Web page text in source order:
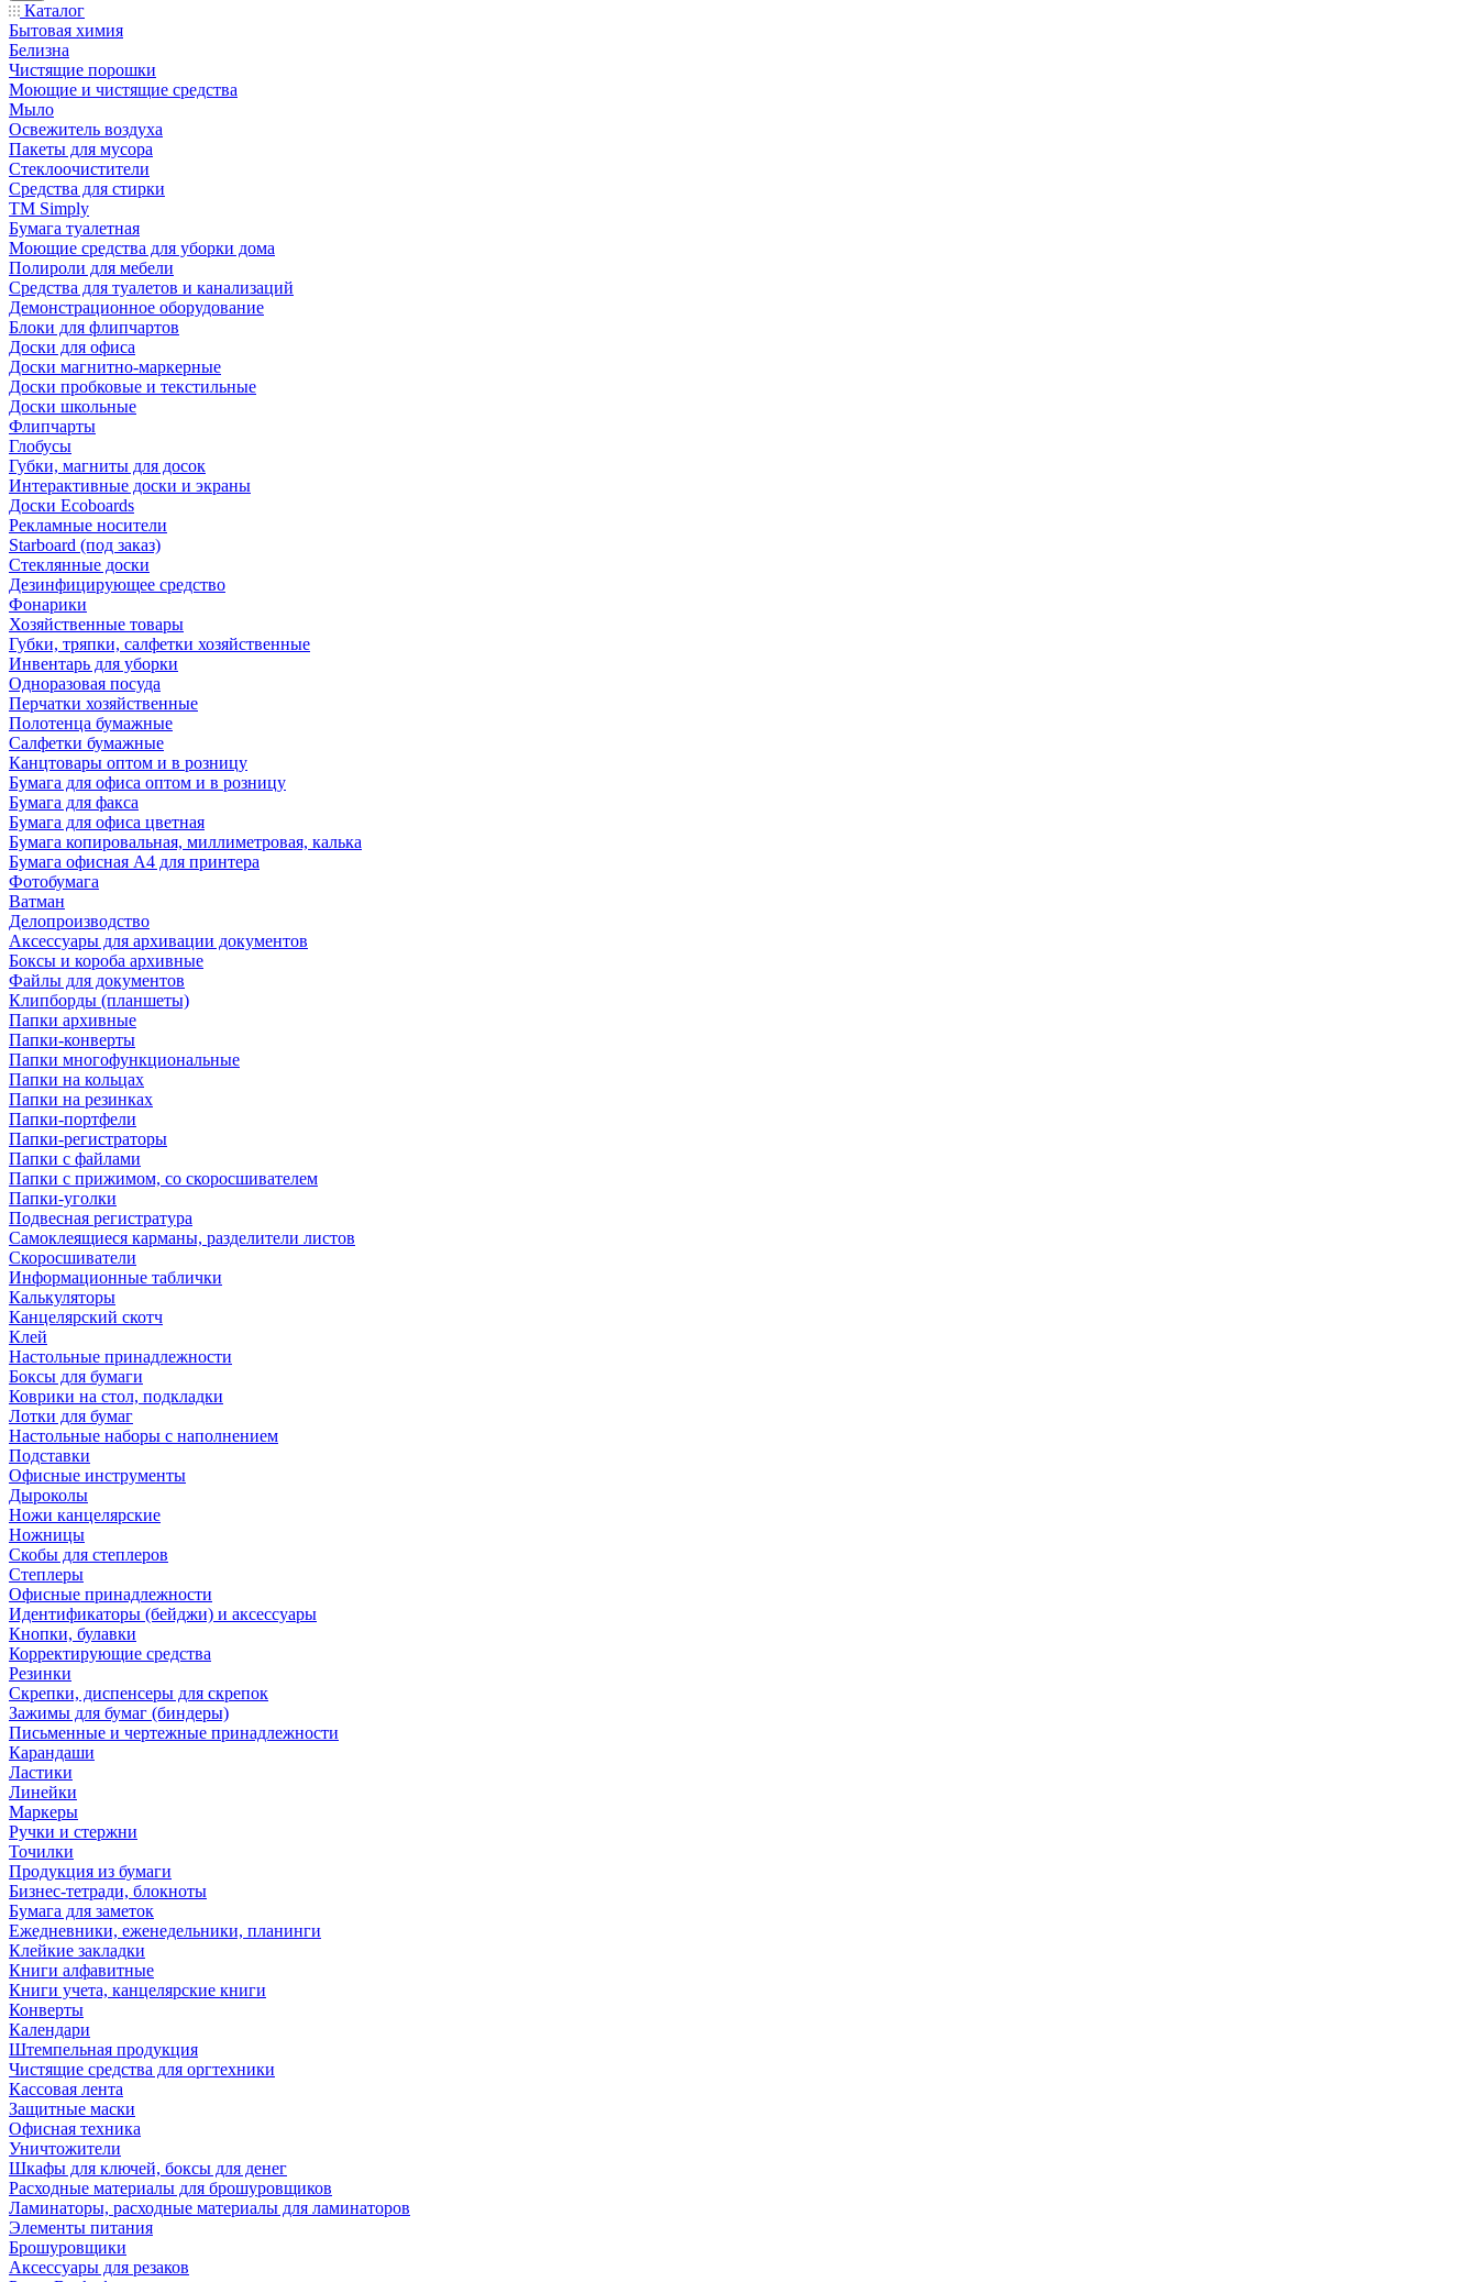
Каталог
Бытовая химия
Белизна
Чистящие порошки
Моющие и чистящие средства
Мыло
Освежитель воздуха
Пакеты для мусора
Стеклоочистители
Средства для стирки
TM Simply
Бумага туалетная
Моющие средства для уборки дома
Полироли для мебели
Средства для туалетов и канализаций
Демонстрационное оборудование
Блоки для флипчартов
Доски для офиса
Доски магнитно-маркерные
Доски пробковые и текстильные
Доски школьные
Флипчарты
Глобусы
Губки, магниты для досок
Интерактивные доски и экраны
Доски Ecoboards
Рекламные носители
Starboard (под заказ)
Стеклянные доски
Дезинфицирующее средство
Фонарики
Хозяйственные товары
Губки, тряпки, салфетки хозяйственные
Инвентарь для уборки
Одноразовая посуда
Перчатки хозяйственные
Полотенца бумажные
Салфетки бумажные
Канцтовары оптом и в розницу
Бумага для офиса оптом и в розницу
Бумага для факса
Бумага для офиса цветная
Бумага копировальная, миллиметровая, калька
Бумага офисная А4 для принтера
Фотобумага
Ватман
Делопроизводство
Аксессуары для архивации документов
Боксы и короба архивные
Файлы для документов
Клипборды (планшеты)
Папки архивные
Папки-конверты
Папки многофункциональные
Папки на кольцах
Папки на резинках
Папки-портфели
Папки-регистраторы
Папки с файлами
Папки с прижимом, со скоросшивателем
Папки-уголки
Подвесная регистратура
Самоклеящиеся карманы, разделители листов
Скоросшиватели
Информационные таблички
Калькуляторы
Канцелярский скотч
Клей
Настольные принадлежности
Боксы для бумаги
Коврики на стол, подкладки
Лотки для бумаг
Настольные наборы с наполнением
Подставки
Офисные инструменты
Дыроколы
Ножи канцелярские
Ножницы
Скобы для степлеров
Степлеры
Офисные принадлежности
Идентификаторы (бейджи) и аксессуары
Кнопки, булавки
Корректирующие средства
Резинки
Скрепки, диспенсеры для скрепок
Зажимы для бумаг (биндеры)
Письменные и чертежные принадлежности
Карандаши
Ластики
Линейки
Маркеры
Ручки и стержни
Точилки
Продукция из бумаги
Бизнес-тетради, блокноты
Бумага для заметок
Ежедневники, еженедельники, планинги
Клейкие закладки
Книги алфавитные
Книги учета, канцелярские книги
Конверты
Календари
Штемпельная продукция
Чистящие средства для оргтехники
Кассовая лента
Защитные маски
Офисная техника
Уничтожители
Шкафы для ключей, боксы для денег
Расходные материалы для брошуровщиков
Ламинаторы, расходные материалы для ламинаторов
Элементы питания
Брошуровщики
Аксессуары для резаков